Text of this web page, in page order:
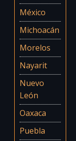
México
Michoacán
Morelos
Nayarit
Nuevo
León
Oaxaca
Puebla